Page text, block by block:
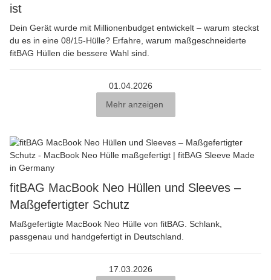
ist
Dein Gerät wurde mit Millionenbudget entwickelt – warum steckst
du es in eine 08/15-Hülle? Erfahre, warum maßgeschneiderte
fitBAG Hüllen die bessere Wahl sind.
01.04.2026
Mehr anzeigen
fitBAG MacBook Neo Hüllen und Sleeves –
Maßgefertigter Schutz
Maßgefertigte MacBook Neo Hülle von fitBAG. Schlank,
passgenau und handgefertigt in Deutschland.
17.03.2026